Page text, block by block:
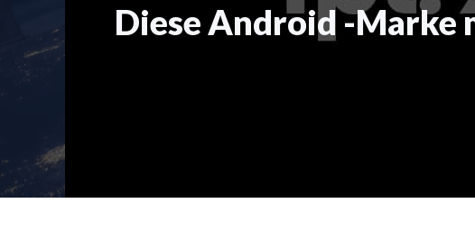
Diese Android -Marke